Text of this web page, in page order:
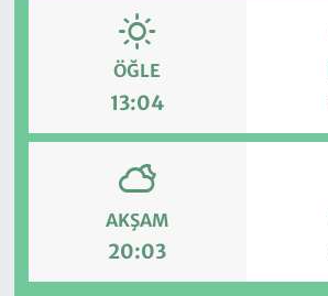
ÖĞLE
13:04
AKŞAM
20:03